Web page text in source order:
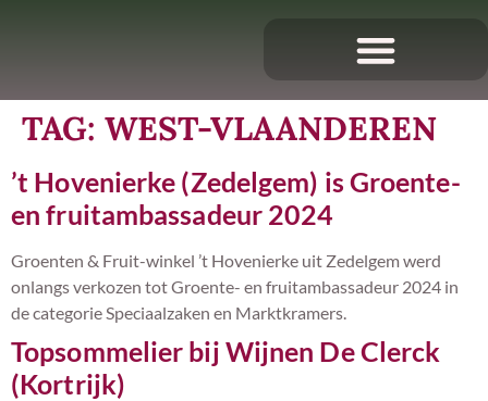
TAG: WEST-VLAANDEREN
’t Hovenierke (Zedelgem) is Groente-
en fruitambassadeur 2024
Groenten & Fruit-winkel ’t Hovenierke uit Zedelgem werd
onlangs verkozen tot Groente- en fruitambassadeur 2024 in
de categorie Speciaalzaken en Marktkramers.
Topsommelier bij Wijnen De Clerck
(Kortrijk)